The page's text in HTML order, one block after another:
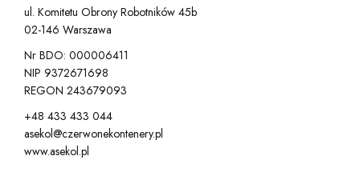
ul. Komitetu Obrony Robotników 45b
02-146 Warszawa
Nr BDO: 000006411
NIP 9372671698
REGON 243679093
+48 433 433 044
asekol@czerwonekontenery.pl
www.asekol.pl